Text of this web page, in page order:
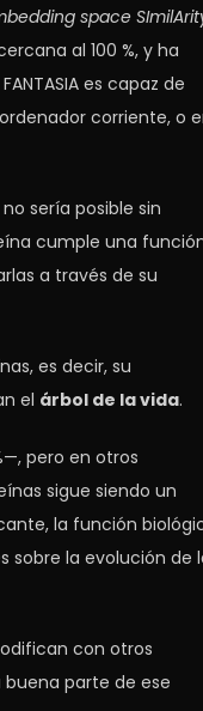
space
al 100 %, y ha
es capaz de
corriente, o
sería posible sin
cumple una
a través de su
es decir, su
el árbol de la vida.
pero en otros
sigue siendo un
la función
sobre la evolución de
con otros
parte de ese